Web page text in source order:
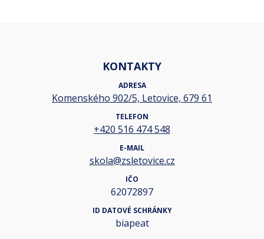
KONTAKTY
ADRESA
Komenského 902/5, Letovice, 679 61
TELEFON
+420 516 474 548
E-MAIL
skola@zsletovice.cz
IČO
62072897
ID DATOVÉ SCHRÁNKY
biapeat